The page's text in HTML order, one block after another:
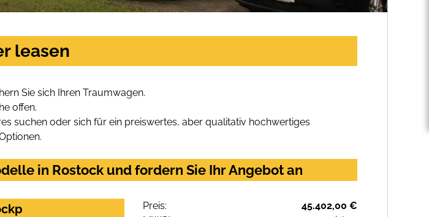
leasen
Sie sich Ihren Traumwagen.
offen.
suchen oder sich für ein preiswertes, aber qualitativ hochwertiges
in Rostock und fordern Sie Ihr Angebot an
Preis:
45.402,00 €